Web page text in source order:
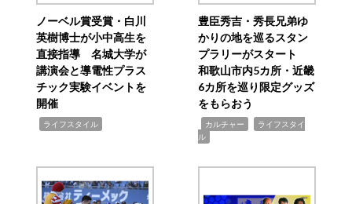
ノーベル賞受賞・白川
英樹博士が小中高生を
直接指導 名城大学が
講演会と導電性プラス
チック実験イベントを
開催
ライフスタイル
豊臣秀吉・秀長兄弟ゆ
かりの地を巡るスタン
プラリーがスタート
和歌山市内5カ所・近畿
6カ所を巡り限定グッズ
をもらおう
カルチャー
ライフスタイ
ル